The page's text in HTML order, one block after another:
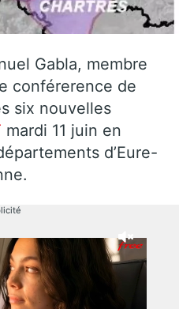
Gabla, membre
conférerence de
six nouvelles
mardi 11 juin en
d’Eure-